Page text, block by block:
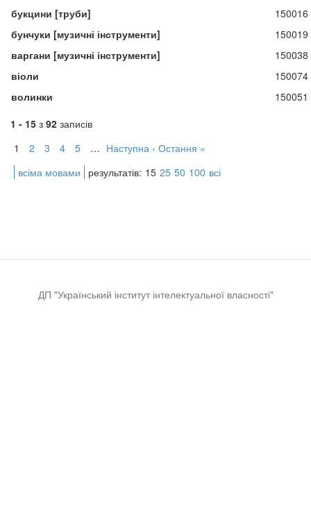
букцини [труби]
150016
бунчуки [музичні інструменти]
150019
варгани [музичні інструменти]
150038
віоли
150074
волинки
150051
1 - 15 з 92 записів
1
2 3 4 5 … Наступна › Остання »
всіма мовами
результатів: 15 25 50 100 всі
ДП "Український інститут інтелектуальної власності"